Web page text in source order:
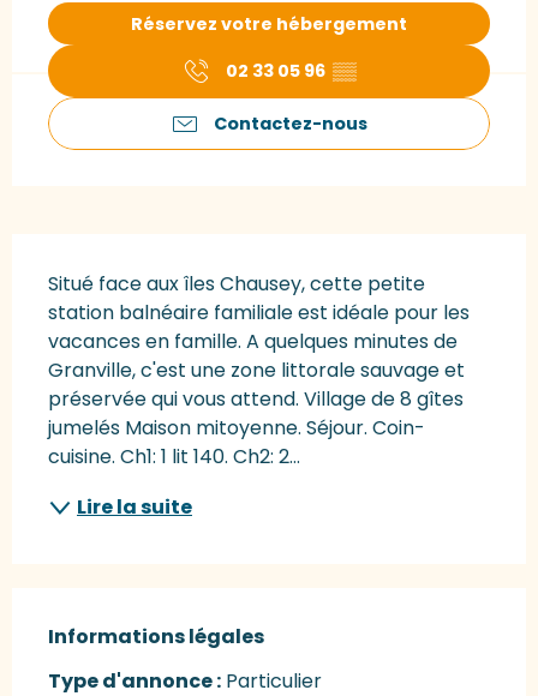
Réservez votre hébergement
02 33 05 96 ▒▒
Contactez-nous
Situé face aux îles Chausey, cette petite
station balnéaire familiale est idéale pour les
vacances en famille. A quelques minutes de
Granville, c'est une zone littorale sauvage et
préservée qui vous attend. Village de 8 gîtes
jumelés Maison mitoyenne. Séjour. Coin-
cuisine. Ch1: 1 lit 140. Ch2: 2...
Lire la suite
Informations légales
Informations légales
Type d'annonce : Particulier